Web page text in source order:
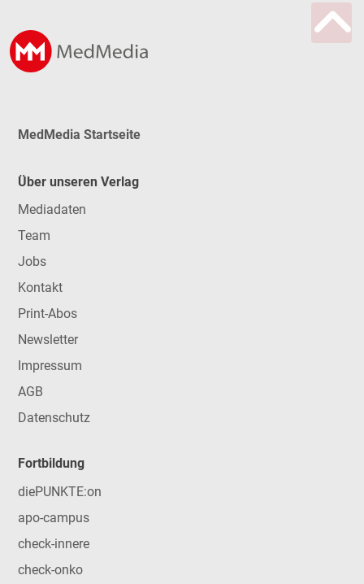
MedMedia Startseite
Über unseren Verlag
Mediadaten
Team
Jobs
Kontakt
Print-Abos
Newsletter
Impressum
AGB
Datenschutz
Fortbildung
diePUNKTE:on
apo-campus
check-innere
check-onko